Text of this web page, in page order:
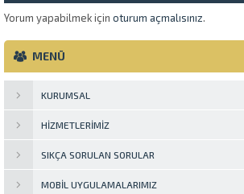
Yorum yapabilmek için oturum açmalısınız.
MENÜ
KURUMSAL
HIZMETLERIMIZ
SIKÇA SORULAN SORULAR
MOBIL UYGULAMALARIMIZ